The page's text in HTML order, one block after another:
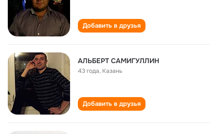
Добавить в друзья
АЛЬБЕРТ САМИГУЛЛИН
43 года, Казань
Добавить в друзья